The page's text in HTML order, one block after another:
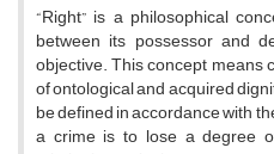
“Right” is a philosophical
between its possessor and
objective. This concept means
of ontological and acquired
be defined in accordance with
a crime is to lose a degree